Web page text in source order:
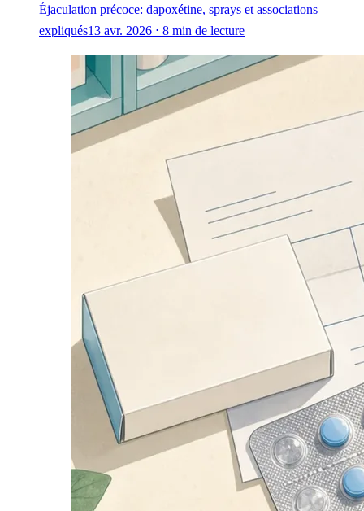
Éjaculation précoce: dapoxétine, sprays et associations
expliqués13 avr. 2026 ⋅ 8 min de lecture